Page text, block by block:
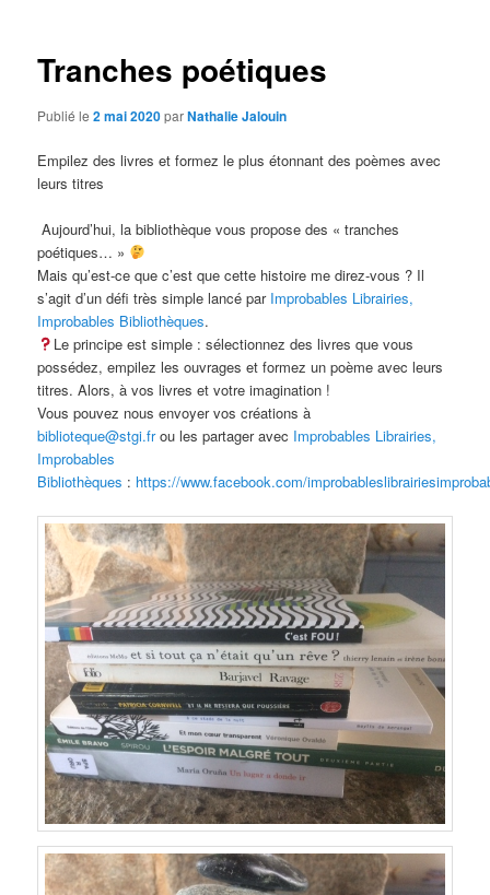
Tranches poétiques
Publié le2 mai 2020parNathalie Jalouin
Empilez des livres et formez le plus étonnant des poèmes avec
leurs titres
Aujourd’hui, la bibliothèque vous propose des « tranches
poétiques… »
Mais qu’est-ce que c’est que cette histoire me direz-vous ? Il
s’agit d’un défi très simple lancé par Improbables Librairies,
Improbables Bibliothèques.
Le principe est simple : sélectionnez des livres que vous
possédez, empilez les ouvrages et formez un poème avec leurs
titres. Alors, à vos livres et votre imagination !
Vous pouvez nous envoyer vos créations à
biblioteque@stgi.frou les partager avec Improbables Librairies,
Improbables
Bibliothèques : https://www.facebook.com/